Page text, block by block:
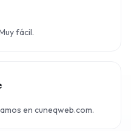
fácil.
en cuneqweb.com.